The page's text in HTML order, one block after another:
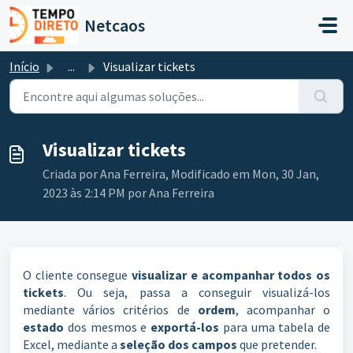
Avançar para o conteúdo principal
Netcaos
Início ... Visualizar tickets
Visualizar tickets
Criada por Ana Ferreira, Modificado em Mon, 30 Jan,
2023 às 2:14 PM por Ana Ferreira
O cliente consegue visualizar e acompanhar todos os
tickets. Ou seja, passa a conseguir visualizá-los
mediante vários critérios de ordem, acompanhar o
estado dos mesmos e exportá-los para uma tabela de
Excel, mediante a seleção dos campos que pretender.